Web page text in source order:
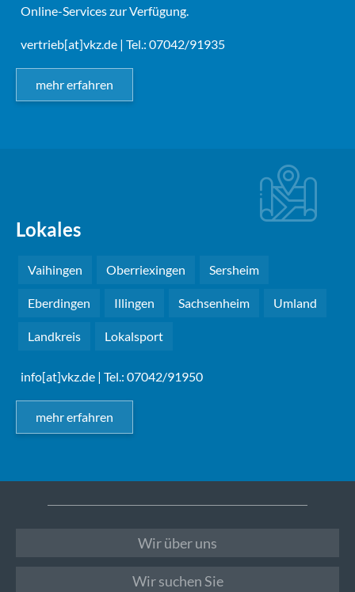
Online-Services zur Verfügung.
vertrieb[at]vkz.de | Tel.: 07042/91935
mehr erfahren
Lokales
Vaihingen Oberriexingen Sersheim
Eberdingen Illingen Sachsenheim Umland
Landkreis Lokalsport
info[at]vkz.de | Tel.: 07042/91950
mehr erfahren
Wir über uns
Wir suchen Sie